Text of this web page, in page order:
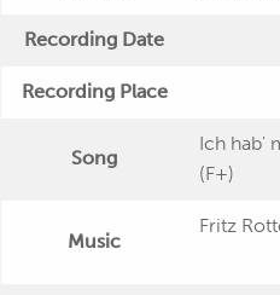
Recording Date
Recording Place
Song
Ich hab'
(F+)
Music
Fritz